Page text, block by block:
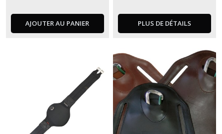
AJOUTER AU PANIER PLUS DE DÉTAILS